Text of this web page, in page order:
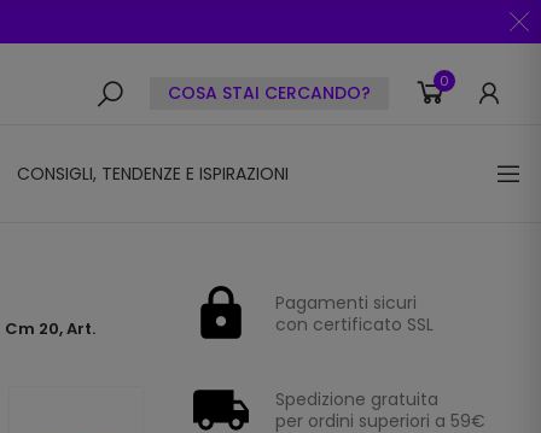
COSA STAI CERCANDO? 0
CONSIGLI, TENDENZE E ISPIRAZIONI
20, Art.
Pagamenti sicuri
con certificato SSL
Spedizione gratuita
per ordini superiori a 59€